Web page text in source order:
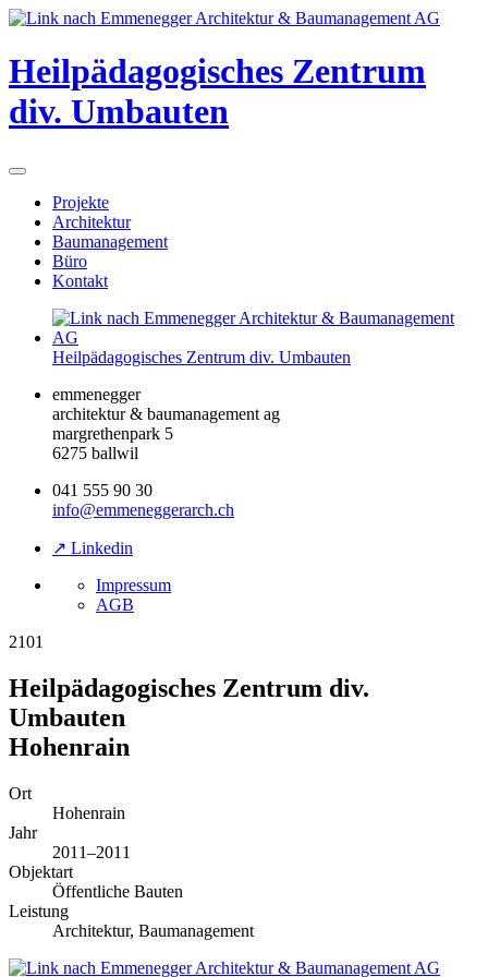
Heilpädagogisches Zentrum
div. Umbauten
Projekte
Architektur
Baumanagement
Büro
Kontakt
Heilpädagogisches Zentrum div. Umbauten
emmenegger
architektur & baumanagement ag
margrethenpark 5
6275 ballwil
041 555 90 30
info@emmeneggerarch.ch
↗ Linkedin
Impressum
AGB
2101
Heilpädagogisches Zentrum div.
Umbauten
Hohenrain
Ort
Hohenrain
Jahr
2011–2011
Objektart
Öffentliche Bauten
Leistung
Architektur, Baumanagement